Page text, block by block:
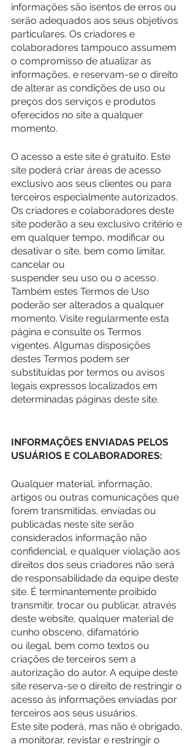
informações são isentos de erros ou
serão adequados aos seus objetivos
particulares. Os criadores e
colaboradores tampouco assumem
o compromisso de atualizar as
informações, e reservam-se o direito
de alterar as condições de uso ou
preços dos serviços e produtos
oferecidos no site a qualquer
momento.
O acesso a este site é gratuito. Este
site poderá criar áreas de acesso
exclusivo aos seus clientes ou para
terceiros especialmente autorizados.
Os criadores e colaboradores deste
site poderão a seu exclusivo critério e
em qualquer tempo, modificar ou
desativar o site, bem como limitar,
cancelar ou
suspender seu uso ou o acesso.
Também estes Termos de Uso
poderão ser alterados a qualquer
momento. Visite regularmente esta
página e consulte os Termos
vigentes. Algumas disposições
destes Termos podem ser
substituídas por termos ou avisos
legais expressos localizados em
determinadas páginas deste site.
INFORMAÇÕES ENVIADAS PELOS
USUÁRIOS E COLABORADORES:
Qualquer material, informação,
artigos ou outras comunicações que
forem transmitidas, enviadas ou
publicadas neste site serão
considerados informação não
confidencial, e qualquer violação aos
direitos dos seus criadores não será
de responsabilidade da equipe deste
site. É terminantemente proibido
transmitir, trocar ou publicar, através
deste website, qualquer material de
cunho obsceno, difamatório
ou ilegal, bem como textos ou
criações de terceiros sem a
autorização do autor. A equipe deste
site reserva-se o direito de restringir o
acesso às informações enviadas por
terceiros aos seus usuários.
Este site poderá, mas não é obrigado,
a monitorar, revistar e restringir o